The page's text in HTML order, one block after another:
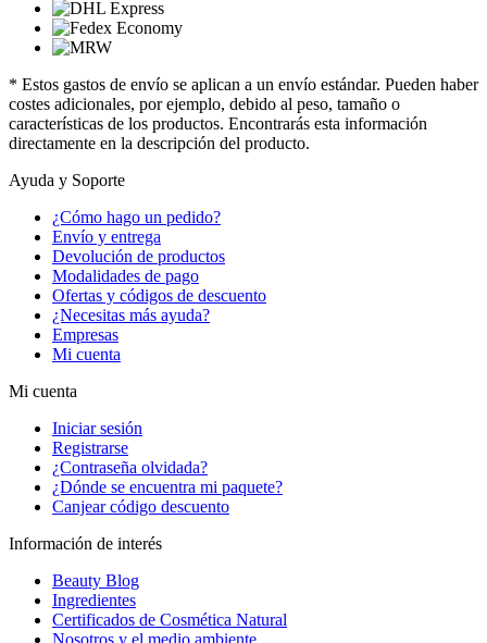
* Estos gastos de envío se aplican a un envío estándar. Pueden haber
costes adicionales, por ejemplo, debido al peso, tamaño o
características de los productos. Encontrarás esta información
directamente en la descripción del producto.
Ayuda y Soporte
¿Cómo hago un pedido?
Envío y entrega
Devolución de productos
Modalidades de pago
Ofertas y códigos de descuento
¿Necesitas más ayuda?
Empresas
Mi cuenta
Mi cuenta
Iniciar sesión
Registrarse
¿Contraseña olvidada?
¿Dónde se encuentra mi paquete?
Canjear código descuento
Información de interés
Beauty Blog
Ingredientes
Certificados de Cosmética Natural
Nosotros y el medio ambiente